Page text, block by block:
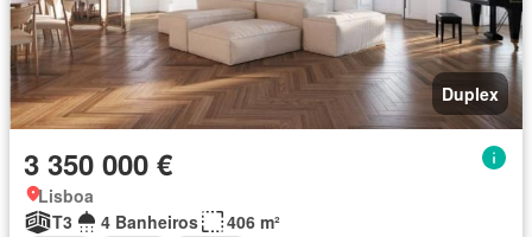
Duplex
3 350 000 €
Lisboa
T3
4 Banheiros
406 m²